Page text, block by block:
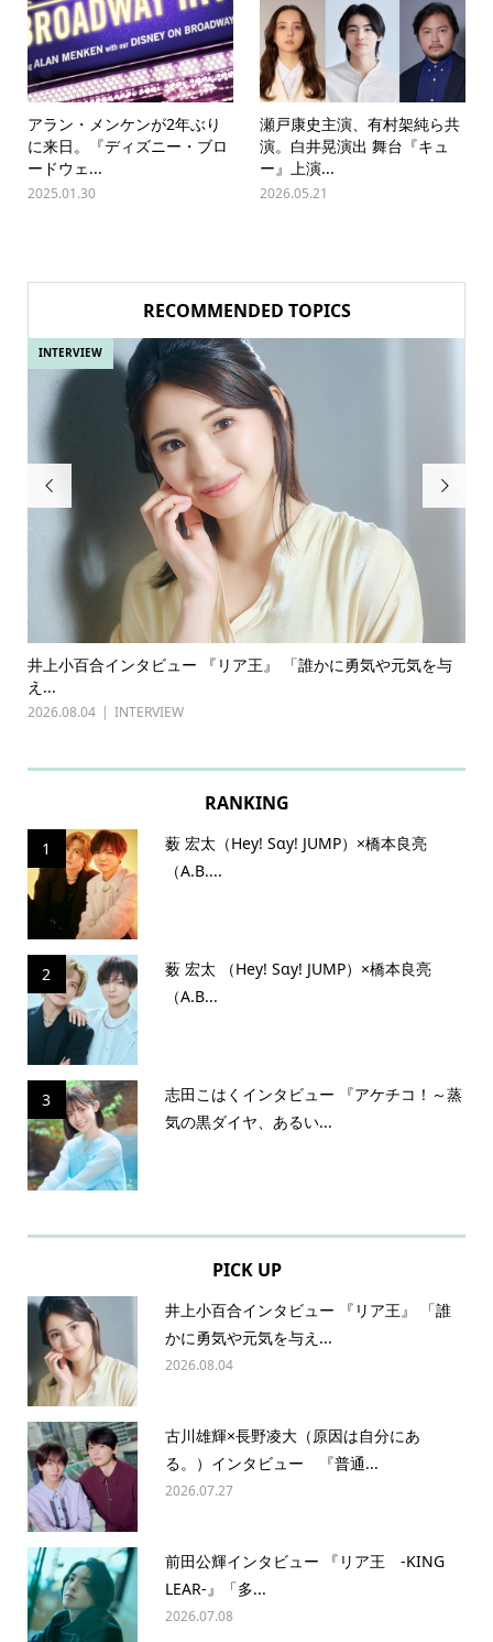
アラン・メンケンが2年ぶり
に来日。『ディズニー・ブロ
ードウェ...
2025.01.30
瀬戸康史主演、有村架純ら共
演。白井晃演出 舞台『キュ
ー』上演...
2026.05.21
RECOMMENDED TOPICS

井上小百合インタビュー 『リア王』 「誰かに勇気や元気を与
え...
2026.08.04 INTERVIEW
INTERVIEW

RANKING
1
薮 宏太（Hey! Sɑy! JUMP）×橋本良亮
（A.B....
2
薮 宏太 （Hey! Sɑy! JUMP）×橋本良亮
（A.B...
3
志田こはくインタビュー 『アケチコ！～蒸
気の黒ダイヤ、あるい...
PICK UP
井上小百合インタビュー 『リア王』 「誰
かに勇気や元気を与え...
2026.08.04
古川雄輝×長野凌大（原因は自分にあ
る。）インタビュー 『普通...
2026.07.27
前田公輝インタビュー 『リア王 -KING
LEAR-』「多...
2026.07.08